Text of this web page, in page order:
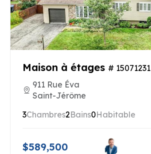
Maison à étages # 15071231
911 Rue Éva
Saint-Jérôme
3Chambres2Bains0Habitable
$589,500